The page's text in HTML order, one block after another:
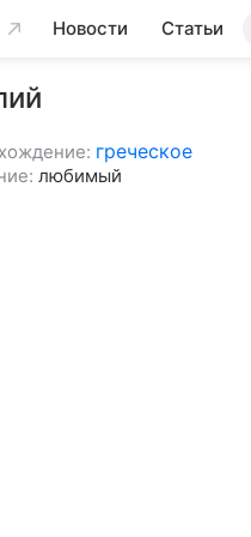
Новости Статьи
греческое
любимый